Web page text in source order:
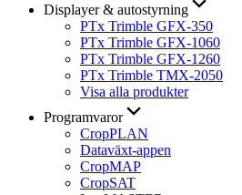
Displayer & autostyrning
PTx Trimble GFX-350
PTx Trimble GFX-1060
PTx Trimble GFX-1260
PTx Trimble TMX-2050
Visa alla produkter
Programvaror
CropPLAN
Dataväxt-appen
CropMAP
CropSAT